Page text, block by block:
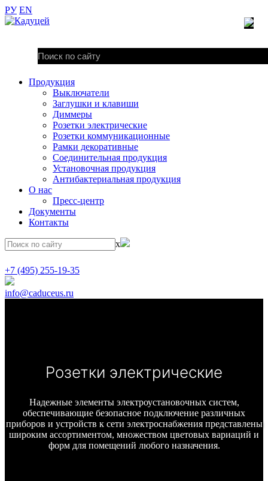
РУ EN
Продукция
Выключатели
Заглушки и клавиши
Диммеры
Розетки электрические
Розетки коммуникационные
Рамки декоративные
Соединительная продукция
Установочная продукция
Антибактериальная продукция
О нас
Пресс-центр
Документы
Контакты
x
+7 (495) 255-19-35
info@caduceus.ru
Розетки электрические
Надежные элементы электроустановочных систем,
обеспечивающие безопасное подключение различных
приборов и устройств к сети электроснабжения представлены
широким ассортиментом, множеством цветовых вариаций и
форм для помещений любого назначения.